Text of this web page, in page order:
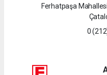
Ferhatpaşa
0